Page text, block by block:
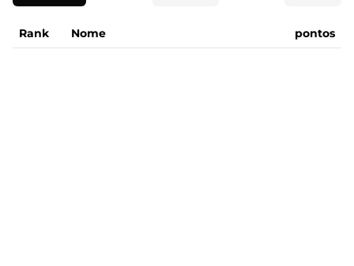
Rank Nome pontos